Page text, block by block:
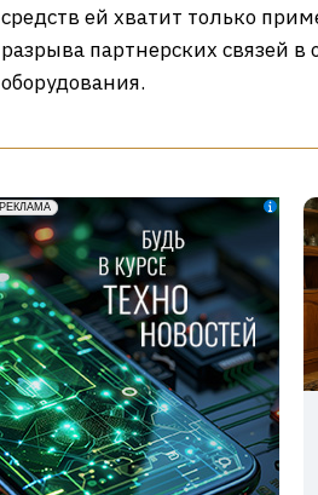
средств ей хватит только
разрыва партнерских связей в
оборудования.